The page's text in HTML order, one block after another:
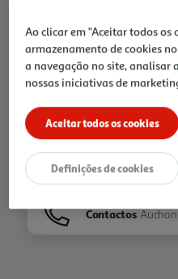
Ir para Homepage
Contactos Auchan
Ao clicar em "Aceitar todos os
armazenamento de cookies
a navegação no site, analisar
nossas iniciativas de
Aceitar todos os cookies
Definições de cookies